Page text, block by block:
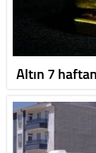
Altın 7